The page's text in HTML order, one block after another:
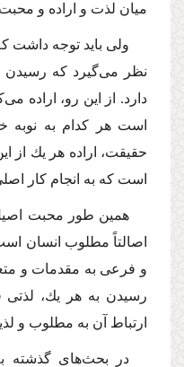
میان لذت و اراده و
ولى باید توجه داشت
نظر مى‌گیرد كه رسیدن
دارد. از این رو، اراده
است هر كدام به نوبه
حقیقت، اراده هر یك از
است كه به انجام كار
همین طور محبت
اصالتاً مطلوب انسان
و فرعى به مقدمات و
رسیدن به هر یك،
ارتباط آن به مطلوب و
در بحث‌هاى گذشته